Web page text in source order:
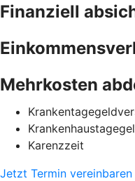
Finanziell
Mehrkosten
Karenzzeit
Jetzt Termin vereinbaren